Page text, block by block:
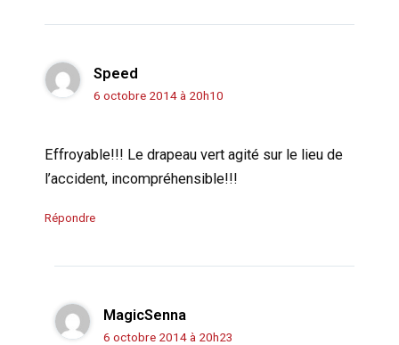
Speed
6 octobre 2014 à 20h10
Effroyable!!! Le drapeau vert agité sur le lieu de
l’accident, incompréhensible!!!
Répondre
MagicSenna
6 octobre 2014 à 20h23